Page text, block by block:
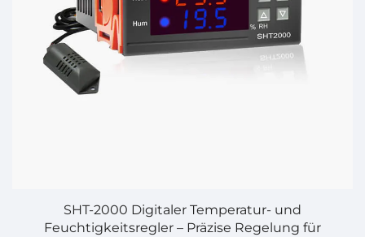
SHT-2000 Digitaler Temperatur- und
Feuchtigkeitsregler – Präzise Regelung für